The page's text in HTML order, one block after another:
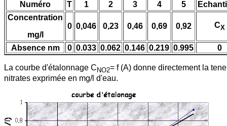
Numéro T 1 2 3 4 5
Concentration
mg/l
0 0,046 0,23 0,46 0,69 0,92 CX
Absence nm 0 0.033 0.062 0.146 0.219 0.995 0
La courbe d'étalonnage C NO2= f (A) donne directement la
nitrates exprimée en mg/l d'eau.